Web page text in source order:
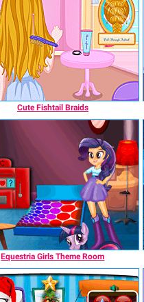
Cute Fishtail Braids
Equestria Girls Theme Room